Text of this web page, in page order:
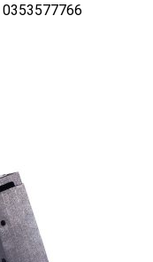
0353577766